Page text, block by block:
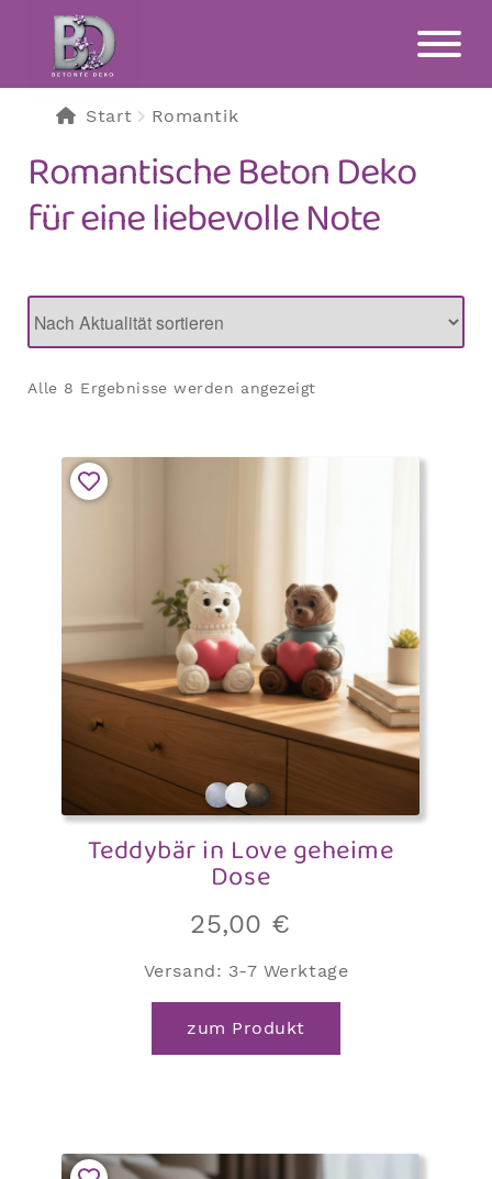
Navigation
springen
Inhalt
springen
Start Romantik
Romantische Beton Deko
für eine liebevolle Note
Alle 8 Ergebnisse werden angezeigtNach
Teddybär in Love geheime
Dose
25,00 €
Versand: 3-7 Werktage
zum Produkt